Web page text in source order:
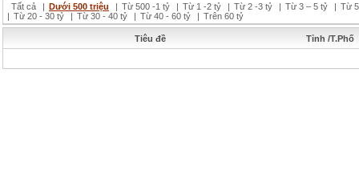
Tất cả
| Dưới 500 triệu | Từ 500 -1 tỷ | Từ 1 -2 tỷ | Từ 2 -3 tỷ | Từ 3 – 5 tỷ | Từ
| Từ 20 - 30 tỷ | Từ 30 - 40 tỷ | Từ 40 - 60 tỷ | Trên 60 tỷ
Tiêu đề Tỉnh /T.Phố